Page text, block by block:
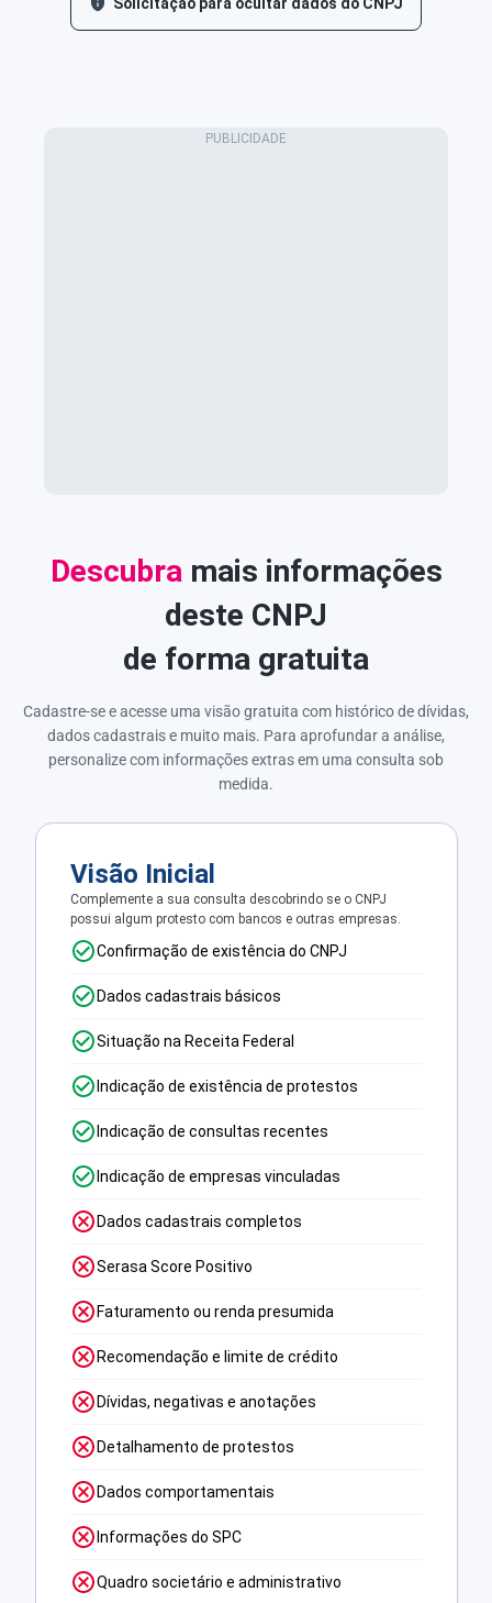
Descubramais informações
deste CNPJ
de forma gratuita
Cadastre-se e acesse uma visão gratuita com histórico de dívidas,
dados cadastrais e muito mais. Para aprofundar a análise,
personalize com informações extras em uma consulta sob
medida.
Visão Inicial
Complemente a sua consulta descobrindo se o CNPJ
possui algum protesto com bancos e outras empresas.
Confirmação de existência do CNPJ
Dados cadastrais básicos
Situação na Receita Federal
Indicação de existência de protestos
Indicação de consultas recentes
Indicação de empresas vinculadas
Dados cadastrais completos
Serasa Score Positivo
Faturamento ou renda presumida
Recomendação e limite de crédito
Dívidas, negativas e anotações
Detalhamento de protestos
Dados comportamentais
Informações do SPC
Quadro societário e administrativo